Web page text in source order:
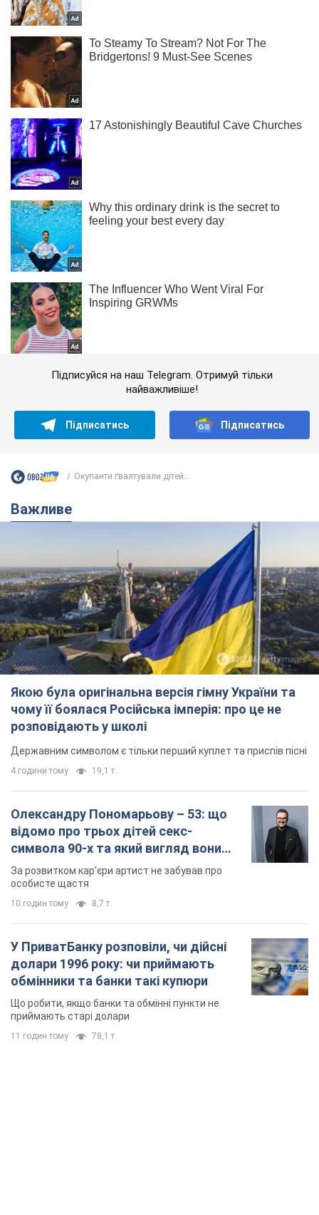
Підписуйся на наш Telegram. Отримуй тільки
найважливіше!
Підписатись Підписатись
Окупанти ґвалтували дітей...
Важливе
Якою була оригінальна версія гімну України та
чому її боялася Російська імперія: про це не
розповідають у школі
Державним символом є тільки перший куплет та приспів пісні
4 години тому 19,1 т.
Олександру Пономарьову – 53: що
відомо про трьох дітей секс-
символа 90-х та який вигляд вони
мають
За розвитком кар'єри артист не забував про
особисте щастя
10 годин тому 8,7 т.
У ПриватБанку розповіли, чи дійсні
долари 1996 року: чи приймають
обмінники та банки такі купюри
Що робити, якщо банки та обмінні пункти не
приймають старі долари
11 годин тому 78,1 т.